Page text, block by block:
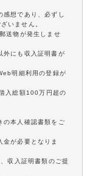
想であり、必ずし
いません。
送物が発生しませ
外にも収入証明書が
明細利用の登録が
入総額100万円超の
の本人確認書類をご
が必要となりま
収入証明書類のご提